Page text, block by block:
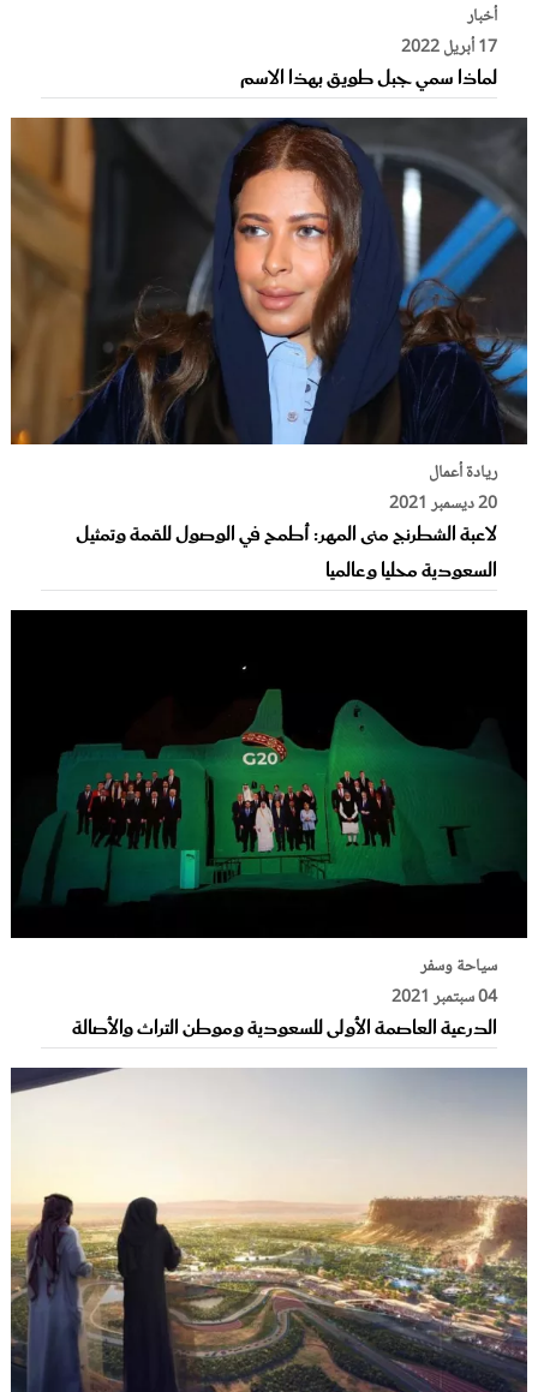
أخبار
17 أبريل 2022
لماذا سمي جبل طويق بهذا الاسم
ريادة أعمال
20 ديسمبر 2021
لاعبة الشطرنج منى المهر: أطمح في الوصول للقمة وتمثيل
السعودية محليا وعالميا
سياحة وسفر
04 سبتمبر 2021
الدرعية العاصمة الأولى للسعودية وموطن التراث والأصالة